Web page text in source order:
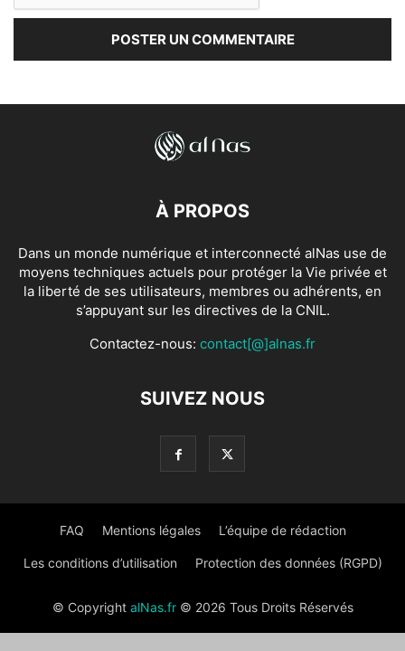
À PROPOS
Dans un monde numérique et interconnecté alNas use de
moyens techniques actuels pour protéger la Vie privée et
la liberté de ses utilisateurs, membres ou adhérents, en
s’appuyant sur les directives de la CNIL.
Contactez-nous: contact[@]alnas.fr
SUIVEZ NOUS
FAQ Mentions légales L’équipe de rédaction
Les conditions d’utilisation Protection des données (RGPD)
© Copyright alNas.fr© 2026 Tous Droits Réservés